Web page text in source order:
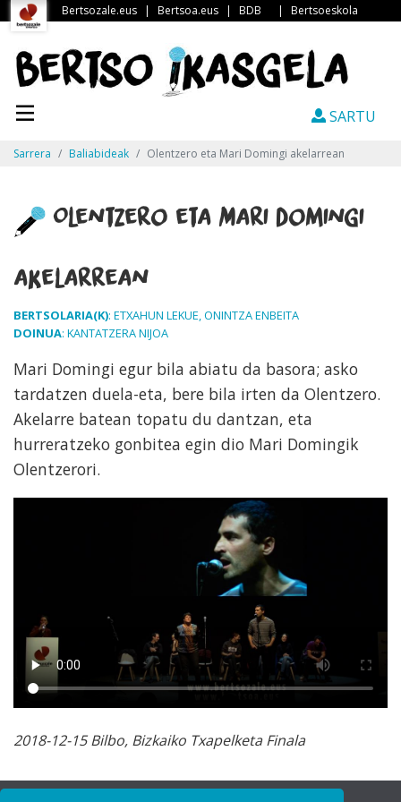
Bertsozale.eus | Bertsoa.eus | BDB | Bertsoeskola
SARTU
Sarrera Baliabideak Olentzero eta Mari Domingi akelarrean
Olentzero eta Mari Domingi
akelarrean
BERTSOLARIA(K): ETXAHUN LEKUE, ONINTZA ENBEITA
DOINUA: KANTATZERA NIJOA
Mari Domingi egur bila abiatu da basora; asko
tardatzen duela-eta, bere bila irten da Olentzero.
Akelarre batean topatu du dantzan, eta
hurreratzeko gonbitea egin dio Mari Domingik
Olentzerori.
2018-12-15 Bilbo, Bizkaiko Txapelketa Finala